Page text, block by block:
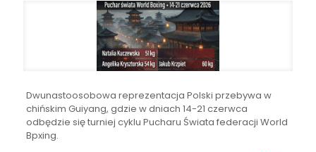
Dwunastoosobowa reprezentacja Polski przebywa w
chińskim Guiyang, gdzie w dniach 14-21 czerwca
odbędzie się turniej cyklu Pucharu Świata federacji World
Bpxing.